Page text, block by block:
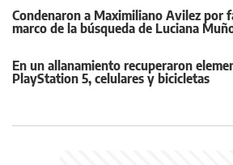
Condenaron a Maximiliano Avilez por
marco de la búsqueda de Luciana
En un allanamiento recuperaron
PlayStation 5, celulares y bicicletas